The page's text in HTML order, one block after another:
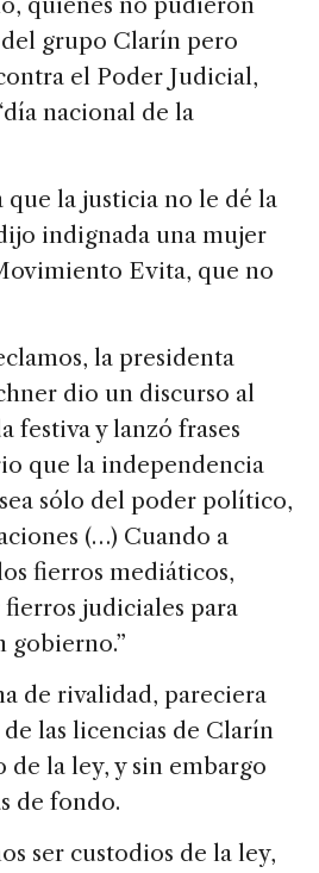
grupo Clarín pero
el Poder Judicial,
nacional de la
que la justicia no le dé la
indignada una mujer
Evita, que no
la presidenta
dio un discurso al
festiva y lanzó frases
que la independencia
sólo del poder político,
(…) Cuando a
fierros mediáticos,
judiciales para
gobierno.”
de rivalidad, pareciera
las licencias de Clarín
la ley, y sin embargo
de fondo.
ser custodios de la ley,